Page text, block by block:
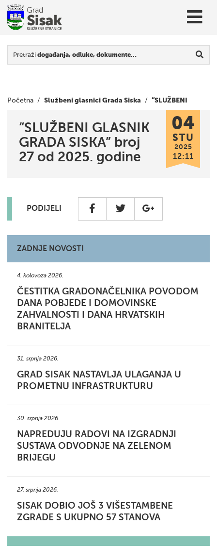
Pretraži događanja, odluke, dokumente…
Početna / Službeni glasnici Grada Siska / “SLUŽBENI
GLASNIK GRADA SISKA” broj 27 od 2025. godine
“SLUŽBENI GLASNIK
GRADA SISKA” broj
27 od 2025. godine
04
STU
2025
12:11
PODIJELI
ZADNJE NOVOSTI
4. kolovoza 2026.
ČESTITKA GRADONAČELNIKA POVODOM
DANA POBJEDE I DOMOVINSKE
ZAHVALNOSTI I DANA HRVATSKIH
BRANITELJA
31. srpnja 2026.
GRAD SISAK NASTAVLJA ULAGANJA U
PROMETNU INFRASTRUKTURU
30. srpnja 2026.
NAPREDUJU RADOVI NA IZGRADNJI
SUSTAVA ODVODNJE NA ZELENOM
BRIJEGU
27. srpnja 2026.
SISAK DOBIO JOŠ 3 VIŠESTAMBENE
ZGRADE S UKUPNO 57 STANOVA